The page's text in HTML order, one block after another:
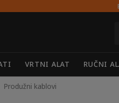
VRTNI ALAT RUČNI
Produžni kablovi